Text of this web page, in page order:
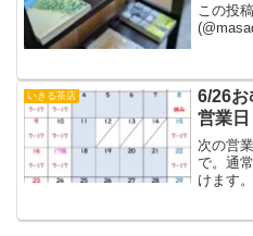
この投
いきる茶店
6/26
営業日
次の営
で。通
けます